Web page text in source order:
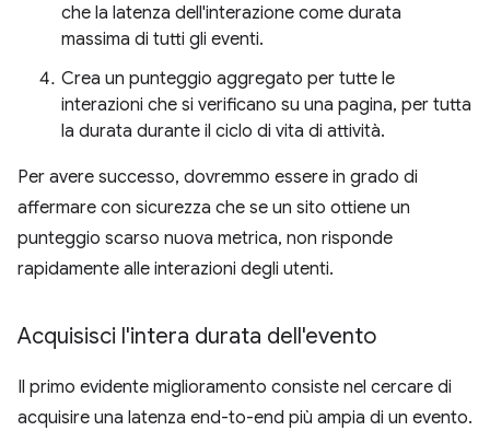
che la latenza dell'interazione come durata
massima di tutti gli eventi.
Crea un punteggio aggregato per tutte le
interazioni che si verificano su una pagina, per tutta
la durata durante il ciclo di vita di attività.
Per avere successo, dovremmo essere in grado di
affermare con sicurezza che se un sito ottiene un
punteggio scarso nuova metrica, non risponde
rapidamente alle interazioni degli utenti.
Acquisisci l'intera durata dell'evento
Il primo evidente miglioramento consiste nel cercare di
acquisire una latenza end-to-end più ampia di un evento.